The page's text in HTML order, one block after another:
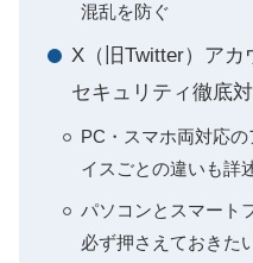
混乱を防ぐ
X（旧Twitter）アカ
セキュリティ徹底
PC・スマホ両対応
イスごとの違いも詳
パソコンとスマート
必ず押さえておきた